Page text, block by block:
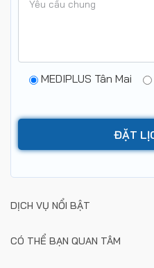
MEDIPLUS Tân Mai
DỊCH VỤ NỔI BẬT
CÓ THỂ BẠN QUAN TÂM